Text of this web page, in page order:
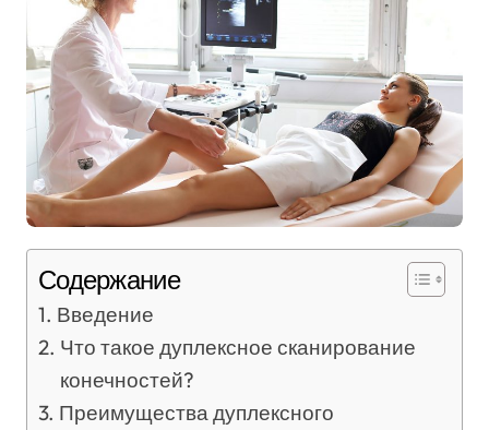
Содержание
Введение
Что такое дуплексное сканирование
конечностей?
Преимущества дуплексного